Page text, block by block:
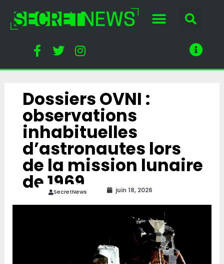
Dossiers OVNI :
observations
inhabituelles
d’astronautes lors
de la mission lunaire
de 1969
SecretNews juin 18, 2026